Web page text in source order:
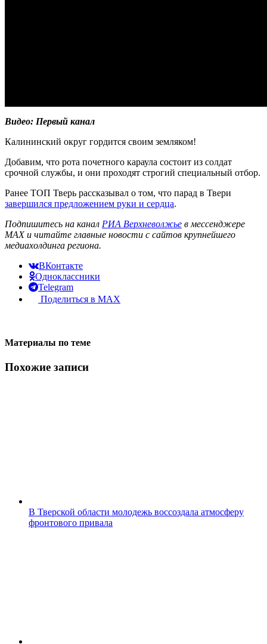
Видео: Первый канал
Калининский округ гордится своим земляком!
Добавим, что рота почетного караула состоит из солдат
срочной службы, и они проходят строгий специальный отбор.
Ранее ТОП Тверь рассказывал о том, что парад в Твери
завершился предложением руки и сердца.
Подпишитесь на канал РИА Верхневолжье в мессенджере
MAX и читайте главные новости с сайтов крупнейшего
медиахолдинга региона.
ВКонтакте
Одноклассники
Telegram
Поделиться в MAX
Материалы по теме
Похожие записи
В Тверской области молодежь воссоздала атмосферу
фронтового привала